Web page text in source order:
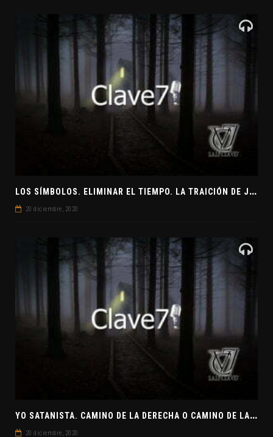
L
OS SÍMBOLOS. ELIMINAR EL TIEMPO. LA TRAICIÓN DE JUDAS
20 diciembre, 2020
Y
O SATANISTA. CAMINO DE LA DERECHA O CAMINO DE LA IZQUIERDA. CLAVE7 NEWS
20 diciembre, 2020